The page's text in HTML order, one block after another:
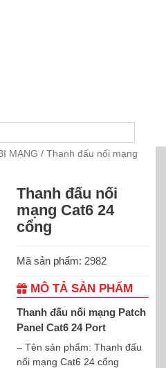
MẠNG / Thanh đấu nối mạng
Thanh đấu nối
mạng Cat6 24
cổng
Mã sản phẩm: 2982
MÔ TẢ SẢN PHẨM
Thanh đấu nối mạng Patch
Panel Cat6 24 Port
– Tên sản phẩm: Thanh đấu
nối mạng Cat6 24 cổng